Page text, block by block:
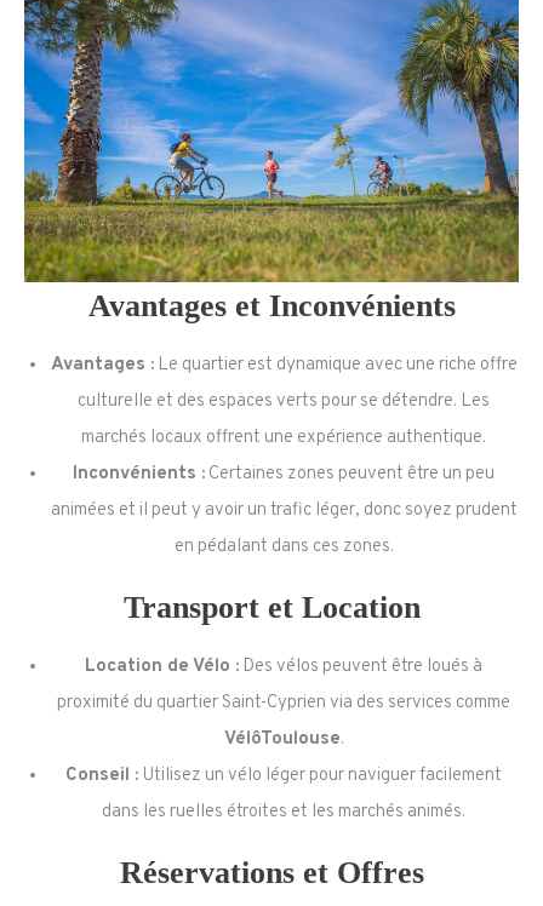
Avantages et Inconvénients
Avantages :Le quartier est dynamique avec une riche offre
culturelle et des espaces verts pour se détendre. Les
marchés locaux offrent une expérience authentique.
Inconvénients : Certaines zones peuvent être un peu
animées et il peut y avoir un trafic léger, donc soyez prudent
en pédalant dans ces zones.
Transport et Location
Location de Vélo : Des vélos peuvent être loués à
proximité du quartier Saint-Cyprien via des services comme
VélôToulouse.
Conseil : Utilisez un vélo léger pour naviguer facilement
dans les ruelles étroites et les marchés animés.
Réservations et Offres